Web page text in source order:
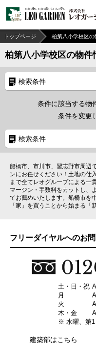
トップページ 柏第八小学校区
柏第八小学校区の物件
検索条件
条件に該当する物
条件を変更
検索条件
船橋市、市川市、習志野市周辺
ンにお任せください！土地の仕
まで全てレオグループによる一
マージン・手数料をカットし、
てお薦めいたします。船橋市を
「家」を買うことから始まる「
フリーダイヤルへのお
土・日・祝
月
火
木・金
※ 水曜、第1
建築部はこちら